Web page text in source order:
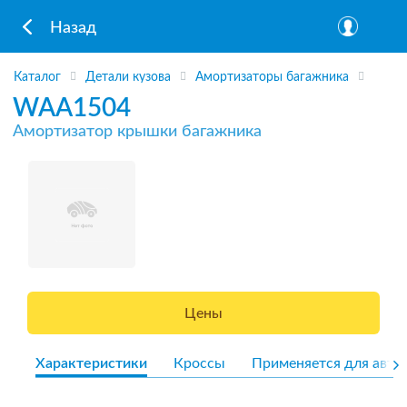
Назад
Каталог Детали кузова Амортизаторы багажника
WAA1504
Амортизатор крышки багажника
Цены
Характеристики Кроссы Применяется для авто